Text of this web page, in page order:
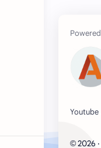
© 2026 ‧